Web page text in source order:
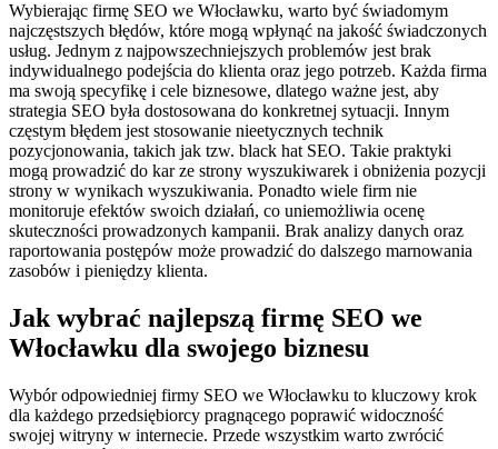
Wybierając firmę SEO we Włocławku, warto być świadomym
najczęstszych błędów, które mogą wpłynąć na jakość świadczonych
usług. Jednym z najpowszechniejszych problemów jest brak
indywidualnego podejścia do klienta oraz jego potrzeb. Każda firma
ma swoją specyfikę i cele biznesowe, dlatego ważne jest, aby
strategia SEO była dostosowana do konkretnej sytuacji. Innym
częstym błędem jest stosowanie nieetycznych technik
pozycjonowania, takich jak tzw. black hat SEO. Takie praktyki
mogą prowadzić do kar ze strony wyszukiwarek i obniżenia pozycji
strony w wynikach wyszukiwania. Ponadto wiele firm nie
monitoruje efektów swoich działań, co uniemożliwia ocenę
skuteczności prowadzonych kampanii. Brak analizy danych oraz
raportowania postępów może prowadzić do dalszego marnowania
zasobów i pieniędzy klienta.
Jak wybrać najlepszą firmę SEO we
Włocławku dla swojego biznesu
Wybór odpowiedniej firmy SEO we Włocławku to kluczowy krok
dla każdego przedsiębiorcy pragnącego poprawić widoczność
swojej witryny w internecie. Przede wszystkim warto zwrócić